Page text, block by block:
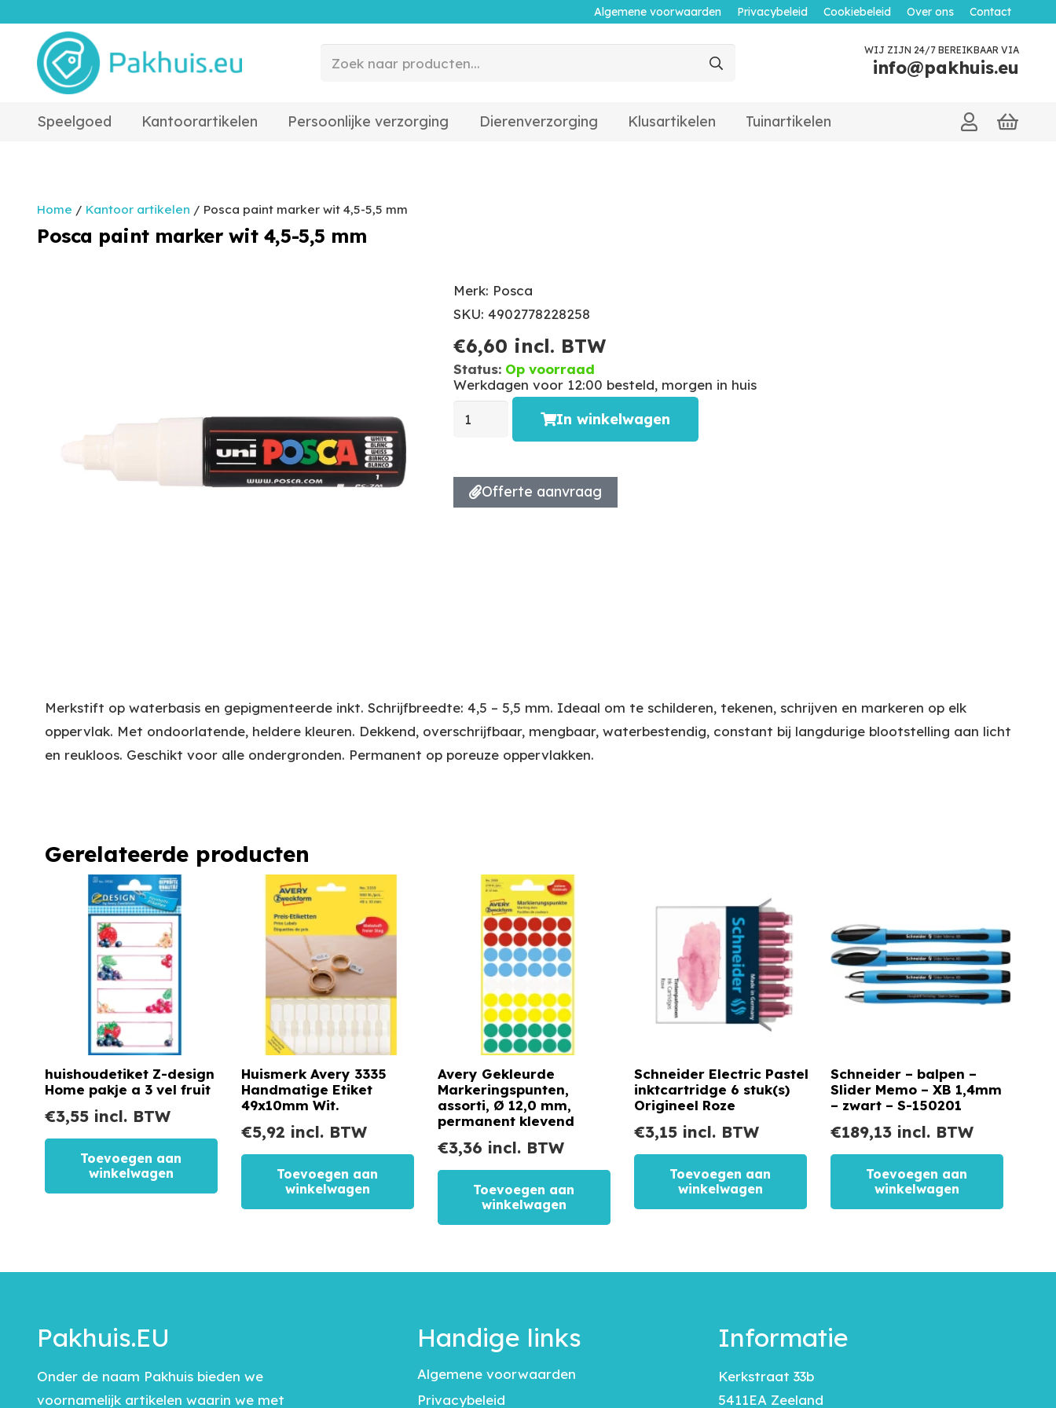
Algemene voorwaarden Privacybeleid Cookiebeleid Over ons Contact
WIJ ZIJN 24/7 BEREIKBAAR VIA
info@pakhuis.eu
Speelgoed Kantoorartikelen Persoonlijke verzorging Dierenverzorging Klusartikelen Tuinartikelen
Home / Kantoor artikelen / Posca paint marker wit 4,5-5,5 mm
Posca paint marker wit 4,5-5,5 mm
Merk: Posca
SKU: 4902778228258
€6,60 incl. BTW
Status: Op voorraad
Werkdagen voor 12:00 besteld, morgen in huis
In winkelwagen
Offerte aanvraag
Merkstift op waterbasis en gepigmenteerde inkt. Schrijfbreedte: 4,5 – 5,5 mm. Ideaal om te schilderen, tekenen, schrijven en markeren op elk
oppervlak. Met ondoorlatende, heldere kleuren. Dekkend, overschrijfbaar, mengbaar, waterbestendig, constant bij langdurige blootstelling aan licht
en reukloos. Geschikt voor alle ondergronden. Permanent op poreuze oppervlakken.
Gerelateerde producten
huishoudetiket Z-design
Home pakje a 3 vel fruit
€3,55 incl. BTW
Toevoegen aan
winkelwagen
Huismerk Avery 3335
Handmatige Etiket
49x10mm Wit.
€5,92 incl. BTW
Toevoegen aan
winkelwagen
Avery Gekleurde
Markeringspunten,
assorti, Ø 12,0 mm,
permanent klevend
€3,36 incl. BTW
Toevoegen aan
winkelwagen
Schneider Electric Pastel
inktcartridge 6 stuk(s)
Origineel Roze
€3,15 incl. BTW
Toevoegen aan
winkelwagen
Schneider – balpen –
Slider Memo – XB 1,4mm
– zwart – S-150201
€189,13 incl. BTW
Toevoegen aan
winkelwagen
Pakhuis.EU
Onder de naam Pakhuis bieden we
voornamelijk artikelen waarin we met
Handige links
Algemene voorwaarden
Privacybeleid
Informatie
Kerkstraat 33b
5411EA Zeeland